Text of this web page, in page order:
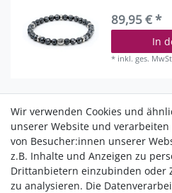
89,95 € *
In
* inkl. ges.
Steinbock,
99,95 € *
In
*inkl. ges.
Wir verwenden Cookies und
unserer Website und
von Besucher:innen unserer
z.B. Inhalte und Anzeigen zu
Drittanbietern einzubinden oder
zu analysieren. Die